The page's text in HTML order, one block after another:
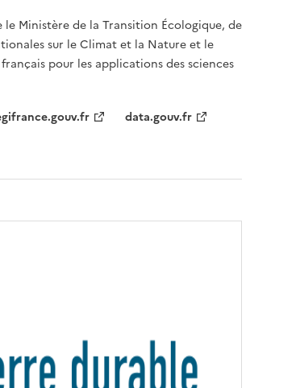
Ministère de la Transition Écologique, de
sur le Climat et la Nature et le
pour les applications des sciences
data.gouv.fr